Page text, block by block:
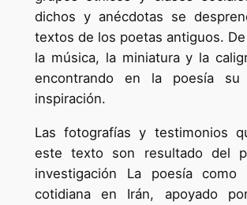
dichos y anécdotas se
textos de los poetas antiguos.
la música, la miniatura y la
encontrando en la poesía
inspiración.
Las fotografías y testimonios
este texto son resultado del
investigación La poesía como
cotidiana en Irán, apoyado